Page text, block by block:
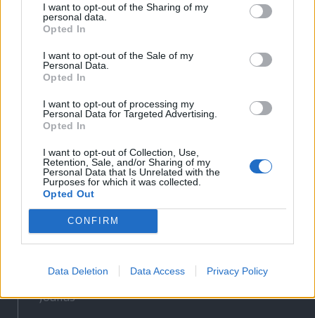
I want to opt-out of the Sharing of my
personal data.
Opted In
I want to opt-out of the Sale of my
Personal Data.
Opted In
I want to opt-out of processing my
Personal Data for Targeted Advertising.
Opted In
I want to opt-out of Collection, Use,
Retention, Sale, and/or Sharing of my
Personal Data that Is Unrelated with the
Purposes for which it was collected.
Opted Out
CONFIRM
Data Deletion Data Access Privacy Policy
Sütibeállítások
Médiatér
Liget
Krónika
Bihari Napló
Erdélyi Napló
Főtér
Rádió GaGa
Jóállás